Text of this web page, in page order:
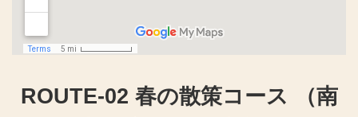
ROUTE-02 春の散策コース （南